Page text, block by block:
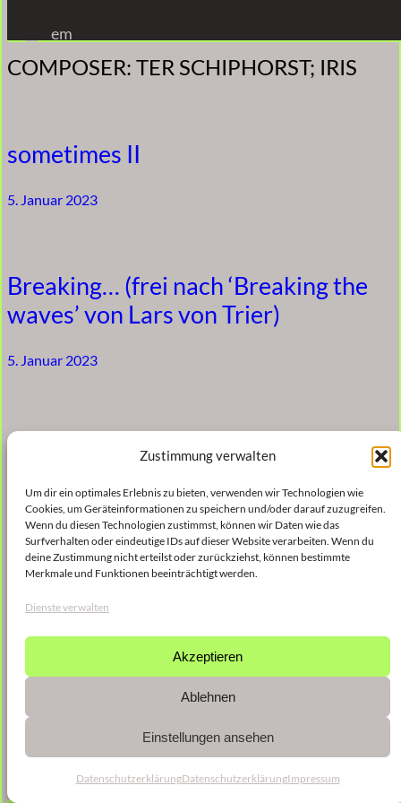
Zustimmung verwalten
Um dir ein optimales Erlebnis zu bieten, verwenden wir Technologien wie
Cookies, um Geräteinformationen zu speichern und/oder darauf zuzugreifen.
Wenn du diesen Technologien zustimmst, können wir Daten wie das
Surfverhalten oder eindeutige IDs auf dieser Website verarbeiten. Wenn du
deine Zustimmung nicht erteilst oder zurückziehst, können bestimmte
Merkmale und Funktionen beeinträchtigt werden.
Dienste verwalten
Akzeptieren
Ablehnen
Einstellungen ansehen
DatenschutzerklärungDatenschutzerklärungImpressum
Inhalt
springen
em
COMPOSER: TER SCHIPHORST; IRIS
sometimes II
5. Januar 2023
Breaking… (frei nach ‘Breaking the
waves’ von Lars von Trier)
5. Januar 2023